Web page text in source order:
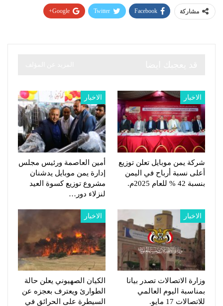
مشاركة Facebook
Twitter
Google+
الاخبار
شركة يمن موبايل تعلن توزيع
أعلى نسبة أرباح في اليمن
بنسبة 42 % للعام 2025م.
الاخبار
أمين العاصمة ورئيس مجلس
إدارة يمن موبايل يدشنان
مشروع توزيع كسوة العيد
لنزلاء دور…
الاخبار
وزارة الاتصالات تصدر بيانا
بمناسبة اليوم العالمي
للاتصالات 17 مايو.
الاخبار
الكيان الصهيوني يعلن حالة
الطوارئ ويعترف بعجزه عن
السيطرة على الحرائق في